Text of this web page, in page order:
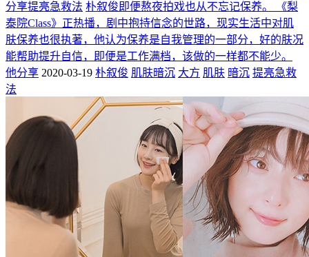
分享提亮急救法 朴叙俊即便熬夜拍戏也从不忘记保养。 《梨
泰院Class》正热播，剧中抱持信念的世路，现实生活中对肌
肤保养也很执著，他认为保养是自我管理的一部分，好的肤况
能帮助提升自信，即便是工作满档，该做的一样都不能少。
他分享 2020-03-19 朴叙俊 肌肤暗沉 大方 肌肤 暗沉 提亮急救
法